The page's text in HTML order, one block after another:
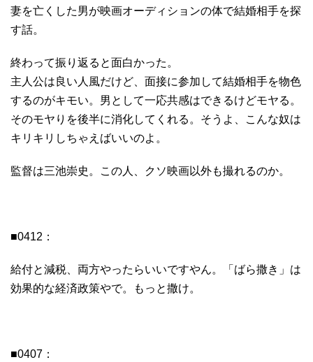
妻を亡くした男が映画オーディションの体で結婚相手を探
す話。
終わって振り返ると面白かった。
主人公は良い人風だけど、面接に参加して結婚相手を物色
するのがキモい。男として一応共感はできるけどモヤる。
そのモヤりを後半に消化してくれる。そうよ、こんな奴は
キリキリしちゃえばいいのよ。
監督は三池崇史。この人、クソ映画以外も撮れるのか。
■0412：
給付と減税、両方やったらいいですやん。「ばら撒き」は
効果的な経済政策やで。もっと撒け。
■0407：